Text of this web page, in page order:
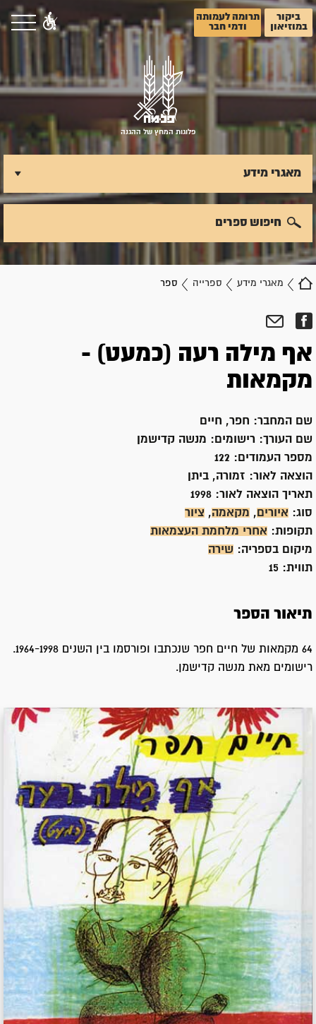
ביקור
במוזיאון
תרומה לעמותה
ודמי חבר
פלוגות המחץ של ההגנה
מאגרי מידע ספרייה ספר
מאגרי מידע
חיפוש ספרים
אף מילה רעה (כמעט) -
מקמאות
שם המחבר: חפר, חיים
שם העורך: רישומים: מנשה קדישמן
מספר העמודים: 122
הוצאה לאור: זמורה, ביתן
תאריך הוצאה לאור:
סוג: איורים , מקאמה, ציור
תקופות: אחרי מלחמת העצמאות
מיקום בספריה: שירה
תווית: 15
תיאור הספר
64 מקמאות של חיים חפר שנכתבו ופורסמו בין השנים 1964-1998.
רישומים מאת מנשה קדישמן.